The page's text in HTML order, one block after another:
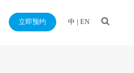
立即预约 中 EN